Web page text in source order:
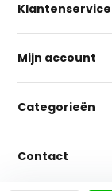
Klantenservice
Mijn account
Categorieën
Contact